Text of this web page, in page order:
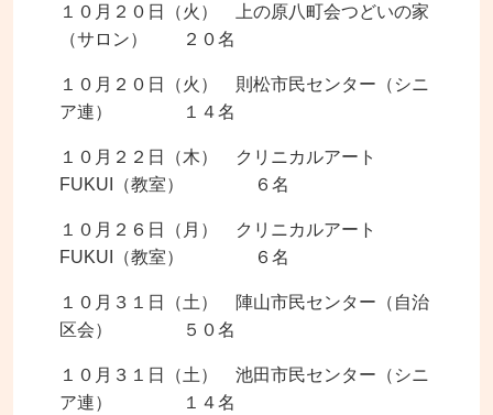
１０月２０日（火） 上の原八町会つどいの家
（サロン） ２０名
１０月２０日（火） 則松市民センター（シニ
ア連） １４名
１０月２２日（木） クリニカルアート
FUKUI（教室） ６名
１０月２６日（月） クリニカルアート
FUKUI（教室） ６名
１０月３１日（土） 陣山市民センター（自治
区会） ５０名
１０月３１日（土） 池田市民センター（シニ
ア連） １４名